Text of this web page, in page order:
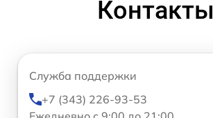
Контакты
Служба поддержки
+7 (343) 226-93-53